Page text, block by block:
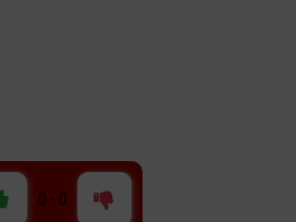
0 - 0